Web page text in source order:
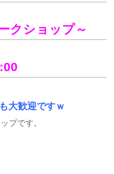
クショップ～
大歓迎ですｗ
プです。